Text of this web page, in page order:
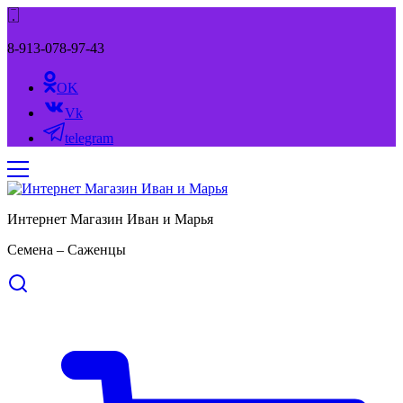
8-913-078-97-43
OK
Vk
telegram
Интернет Магазин Иван и Марья
Семена – Саженцы